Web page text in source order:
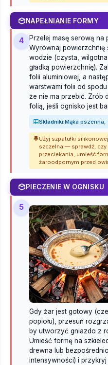
NAPEŁNIANIE FORMY
4
Przelej masę serową
Wyrównaj powierzchnię
wodzie (czysta,
gładką powierzchnię).
folii aluminiowej, a
warstwami folii od
że nie ma przebić. Zrób
folią, jeśli ognisko jest
Składniki:Mąka pszenna,
Użyj szpatułki
szczelna — sprawdź,
przeciekania, umieść
żaroodpornym przed
PIECZENIE W OGNISKU
5
Gdy żar jest gotowy
popiołu), przesuń
by utworzyć gniazdo z
Umieść formę na
drewna lub
intensywności) i